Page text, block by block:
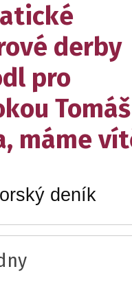
derby
pro
Tomáš
máme
deník